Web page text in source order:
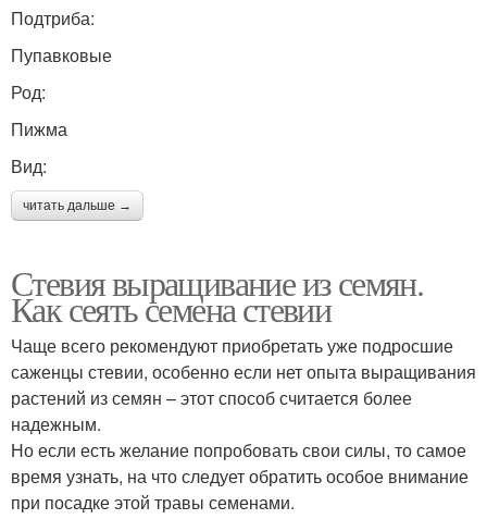
Подтриба:
Пупавковые
Род:
Пижма
Вид:
читать дальше →
Стевия выращивание из семян.
Как сеять семена стевии
Чаще всего рекомендуют приобретать уже подросшие
саженцы стевии, особенно если нет опыта выращивания
растений из семян – этот способ считается более
надежным.
Но если есть желание попробовать свои силы, то самое
время узнать, на что следует обратить особое внимание
при посадке этой травы семенами.